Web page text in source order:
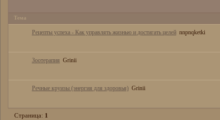
Тема
Рецепты успеха - Как управлять жизнью и достигать целей nnpnqketki
Зоотерапия Grinii
Речные круизы (энергия для здоровья) Grinii
Страница: 1